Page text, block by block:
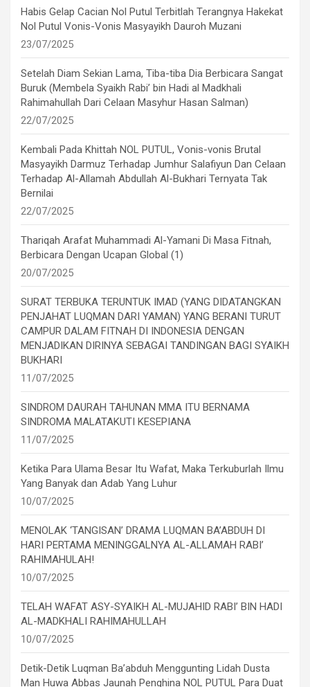
Habis Gelap Cacian Nol Putul Terbitlah Terangnya Hakekat
Nol Putul Vonis-Vonis Masyayikh Dauroh Muzani
23/07/2025
Setelah Diam Sekian Lama, Tiba-tiba Dia Berbicara Sangat
Buruk (Membela Syaikh Rabi’ bin Hadi al Madkhali
Rahimahullah Dari Celaan Masyhur Hasan Salman)
22/07/2025
Kembali Pada Khittah NOL PUTUL, Vonis-vonis Brutal
Masyayikh Darmuz Terhadap Jumhur Salafiyun Dan Celaan
Terhadap Al-Allamah Abdullah Al-Bukhari Ternyata Tak
Bernilai
22/07/2025
Thariqah Arafat Muhammadi Al-Yamani Di Masa Fitnah,
Berbicara Dengan Ucapan Global (1)
20/07/2025
SURAT TERBUKA TERUNTUK IMAD (YANG DIDATANGKAN
PENJAHAT LUQMAN DARI YAMAN) YANG BERANI TURUT
CAMPUR DALAM FITNAH DI INDONESIA DENGAN
MENJADIKAN DIRINYA SEBAGAI TANDINGAN BAGI SYAIKH
BUKHARI
11/07/2025
SINDROM DAURAH TAHUNAN MMA ITU BERNAMA
SINDROMA MALATAKUTI KESEPIANA
11/07/2025
Ketika Para Ulama Besar Itu Wafat, Maka Terkuburlah Ilmu
Yang Banyak dan Adab Yang Luhur
10/07/2025
MENOLAK ‘TANGISAN’ DRAMA LUQMAN BA’ABDUH DI
HARI PERTAMA MENINGGALNYA AL-ALLAMAH RABI’
RAHIMAHULAH!
10/07/2025
TELAH WAFAT ASY-SYAIKH AL-MUJAHID RABI’ BIN HADI
AL-MADKHALI RAHIMAHULLAH
10/07/2025
Detik-Detik Luqman Ba’abduh Menggunting Lidah Dusta
Man Huwa Abbas Jaunah Penghina NOL PUTUL Para Duat